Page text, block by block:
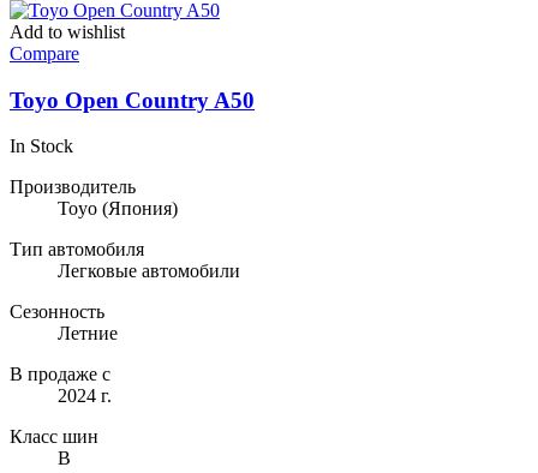
Add to wishlist
Compare
Toyo Open Country A50
In Stock
Производитель
Toyo (Япония)
Тип автомобиля
Легковые автомобили
Сезонность
Летние
В продаже с
2024 г.
Класс шин
B